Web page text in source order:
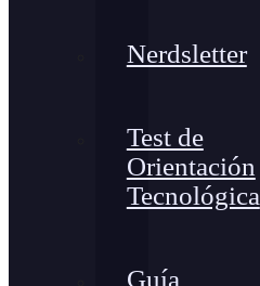
Nerdsletter
Test de
Orientación
Tecnológica
Guía